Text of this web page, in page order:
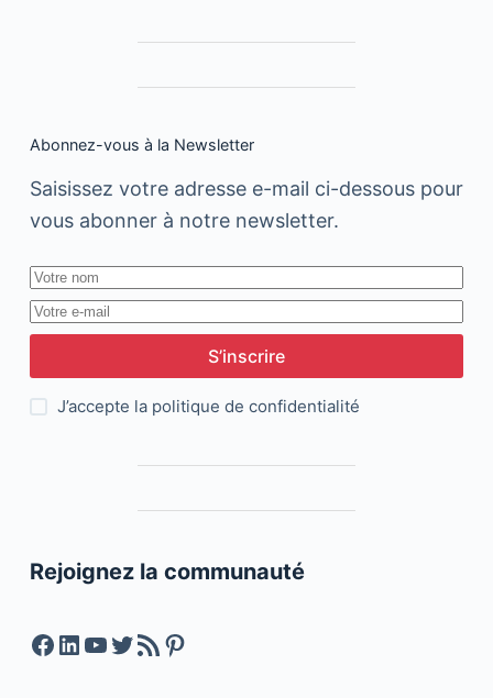
Abonnez-vous à la Newsletter
Saisissez votre adresse e-mail ci-dessous pour
vous abonner à notre newsletter.
S’inscrire
J’accepte la politique de confidentialité
Rejoignez la communauté
Facebook
LinkedIn
YouTube
Twitter
Feed RSSPinterest